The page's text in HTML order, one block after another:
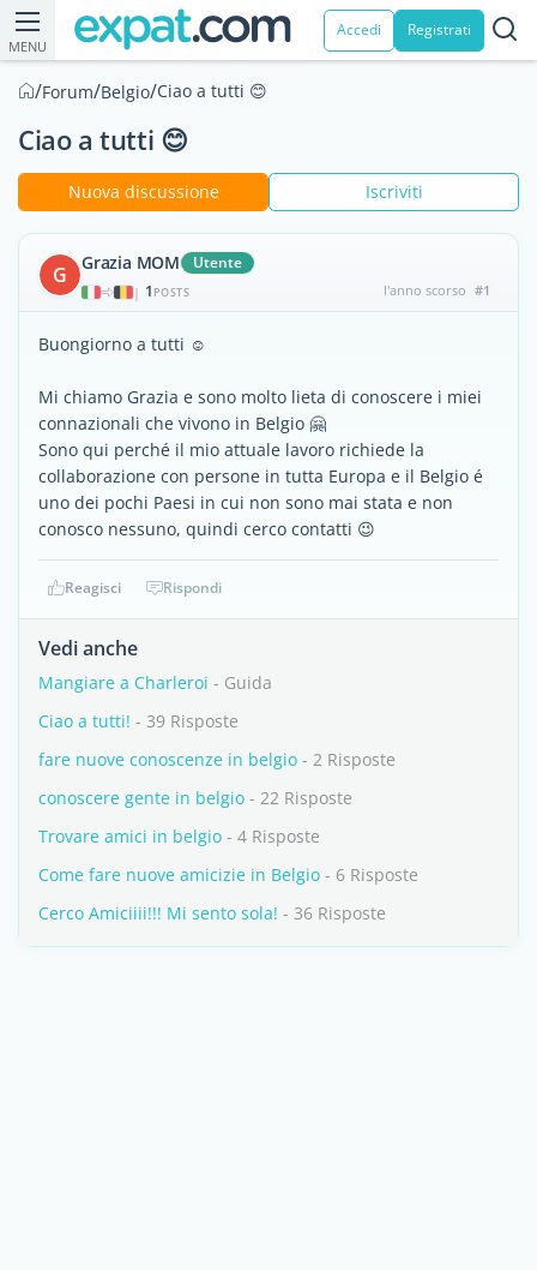
MENU
Accedi Registrati
/Forum/Belgio/Ciao a tutti 😊
Ciao a tutti 😊
Nuova discussione Iscriviti
G Grazia MOM Utente
| 1 POSTS l'anno scorso #1
Buongiorno a tutti ☺️
Mi chiamo Grazia e sono molto lieta di conoscere i miei
connazionali che vivono in Belgio 🤗
Sono qui perché il mio attuale lavoro richiede la
collaborazione con persone in tutta Europa e il Belgio é
uno dei pochi Paesi in cui non sono mai stata e non
conosco nessuno, quindi cerco contatti 😉
Reagisci Rispondi
Vedi anche
Mangiare a Charleroi - Guida
Ciao a tutti! - 39 Risposte
fare nuove conoscenze in belgio - 2 Risposte
conoscere gente in belgio - 22 Risposte
Trovare amici in belgio - 4 Risposte
Come fare nuove amicizie in Belgio - 6 Risposte
Cerco Amiciiii!!! Mi sento sola! - 36 Risposte